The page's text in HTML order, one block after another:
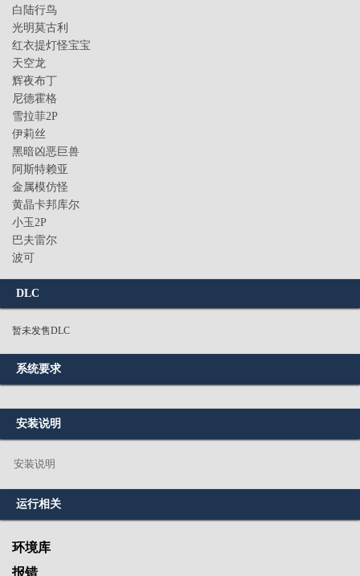
白陆行鸟
光明莫古利
红衣提灯怪宝宝
天空龙
辉夜布丁
尼德霍格
雪拉菲2P
伊莉丝
黑暗凶恶巨兽
阿斯特赖亚
金属模仿怪
黄晶卡邦库尔
小玉2P
巴夫雷尔
波可
DLC
暂未发售DLC
系统要求
安装说明
安装说明
运行相关
环境库
报错